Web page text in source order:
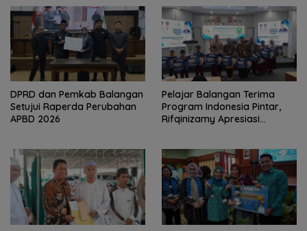
DPRD dan Pemkab Balangan
Setujui Raperda Perubahan
APBD 2026
Pelajar Balangan Terima
Program Indonesia Pintar,
Rifqinizamy Apresiasi